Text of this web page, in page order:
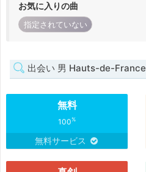
お気に入りの曲
指定されていない
出会い 男 Hauts-de-France
無料
100%
無料サービス